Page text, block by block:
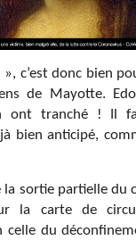
c’est donc bien
de Mayotte.
ont tranché ! Il
bien anticipé,
la sortie partielle du
la carte de
celle du